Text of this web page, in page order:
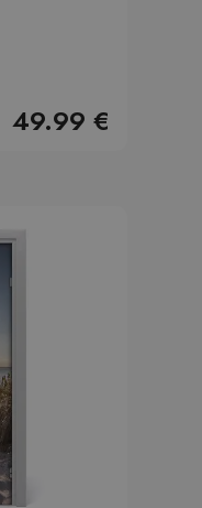
49.99 €